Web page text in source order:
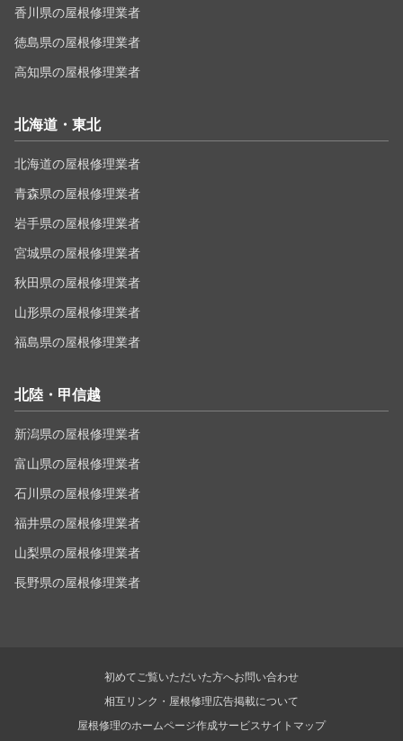
香川県の屋根修理業者
徳島県の屋根修理業者
高知県の屋根修理業者
北海道・東北
北海道の屋根修理業者
青森県の屋根修理業者
岩手県の屋根修理業者
宮城県の屋根修理業者
秋田県の屋根修理業者
山形県の屋根修理業者
福島県の屋根修理業者
北陸・甲信越
新潟県の屋根修理業者
富山県の屋根修理業者
石川県の屋根修理業者
福井県の屋根修理業者
山梨県の屋根修理業者
長野県の屋根修理業者
初めてご覧いただいた方へお問い合わせ
相互リンク・屋根修理広告掲載について
屋根修理のホームページ作成サービスサイトマップ